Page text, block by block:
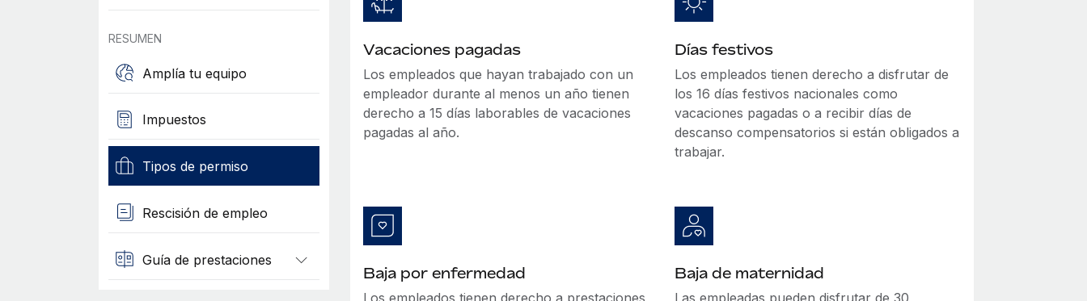
RESUMEN
Amplía tu equipo
Impuestos
Tipos de permiso
Rescisión de empleo
Guía de prestaciones
Vacaciones pagadas
Los empleados que hayan trabajado con un
empleador durante al menos un año tienen
derecho a 15 días laborables de vacaciones
pagadas al año.
Días festivos
Los empleados tienen derecho a disfrutar de
los 16 días festivos nacionales como
vacaciones pagadas o a recibir días de
descanso compensatorios si están obligados a
trabajar.
Baja por enfermedad
Los empleados tienen derecho a prestaciones
Baja de maternidad
Las empleadas pueden disfrutar de 30